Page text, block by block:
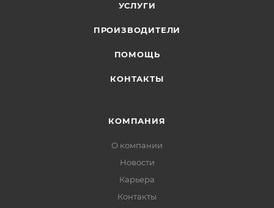
УСЛУГИ
ПРОИЗВОДИТЕЛИ
ПОМОЩЬ
КОНТАКТЫ
КОМПАНИЯ
О компании
Новости
Карьера
Контакты